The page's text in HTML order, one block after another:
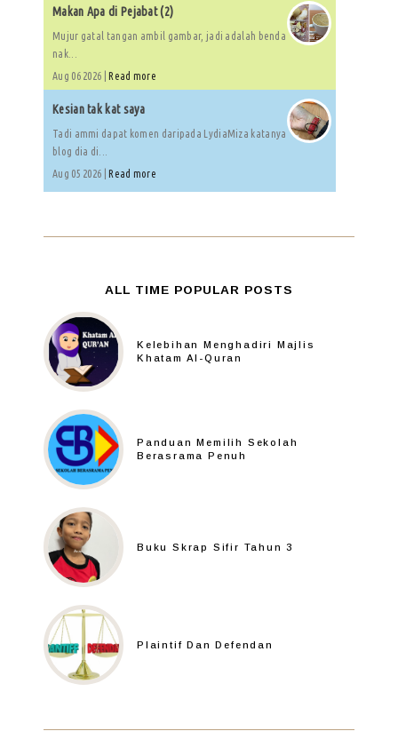
Makan Apa di Pejabat (2)
Mujur gatal tangan ambil gambar, jadi adalah benda
nak...
Aug 06 2026 | Read more
Kesian tak kat saya
Tadi ammi dapat komen daripada LydiaMiza katanya
blog dia di...
Aug 05 2026 | Read more
ALL TIME POPULAR POSTS
Kelebihan Menghadiri Majlis
Khatam Al-Quran
Panduan Memilih Sekolah
Berasrama Penuh
Buku Skrap Sifir Tahun 3
Plaintif Dan Defendan